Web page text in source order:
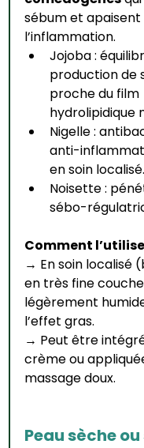
sébum et apaisent
l’inflammation.
Jojoba :
production de
proche du film
hydrolipidique
Nigelle :
anti-
en soin localisé.
Noisette :
sébo-
Comment
→ En soin localisé
en très fine
légèrement
l’effet gras.
→ Peut être
crème ou
massage doux.
Peau sèche